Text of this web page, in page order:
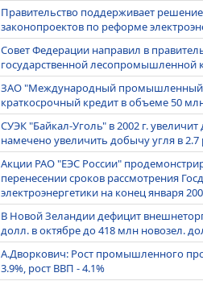
Правительство поддерживает
законопроектов по реформе
Совет Федерации направил в
государственной
ЗАО "Международный промышленный
краткосрочный кредит в объеме 50
СУЭК "Байкал-Уголь" в 2002 г. увеличит
намечено увеличить добычу угля в 2.7
Акции РАО "ЕЭС России"
перенесении сроков рассмотрения
электроэнергетики на конец января
В Новой Зеландии дефицит
долл. в октябре до 418 млн новозел.
А.Дворкович: Рост промышленного
3.9%, рост ВВП - 4.1%